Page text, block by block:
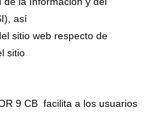
así
sitio web respecto de
sitio
9 CB facilita a los usuarios